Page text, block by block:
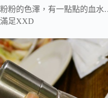
粉粉的色澤，有一點點的血
滿足XXD